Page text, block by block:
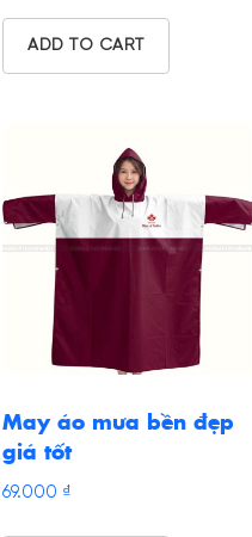
ADD TO CART
May áo mưa bền đẹp
giá tốt
69.000 ₫